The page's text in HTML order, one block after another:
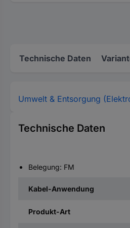
Technische Daten
Umwelt & Entsorgung
Technische Daten
Belegung: FM
Kabel-Anwendung
Produkt-Art